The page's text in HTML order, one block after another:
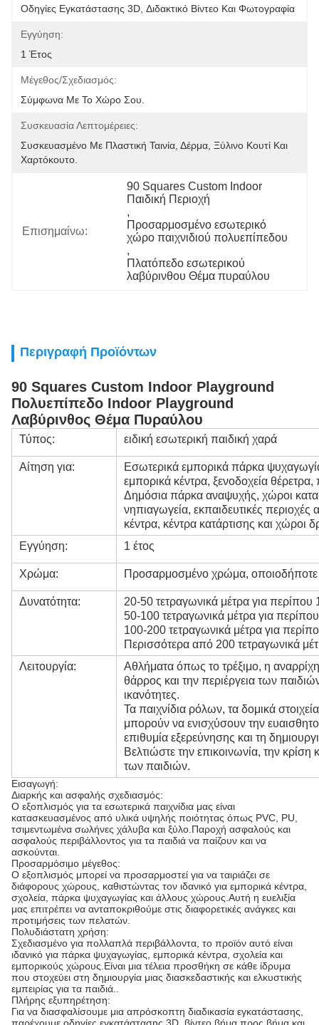
Οδηγίες Εγκατάστασης 3D, Διδακτικό Βίντεο Και Φωτογραφία
Εγγύηση:
1 Έτος
Μέγεθος/Σχεδιασμός:
Σύμφωνα Με Το Χώρο Σου.
Συσκευασία Λεπτομέρειες:
Συσκευασμένο Με Πλαστική Ταινία, Δέρμα, Ξύλινο Κουτί Και
Χαρτόκουτο.
Επισημαίνω:
90 Squares Custom Indoor
Παιδική Περιοχή
,
Προσαρμοσμένο εσωτερικό
χώρο παιχνιδιού πολυεπίπεδου
,
Πλατόπεδο εσωτερικού
λαβύρινθου Θέμα πυραύλου
Περιγραφή Προϊόντων
90 Squares Custom Indoor Playground
Πολυεπίπεδο Indoor Playground
Λαβύρινθος Θέμα Πυραύλου
Τύπος: ειδική εσωτερική παιδική χαρά
Αίτηση για:
Εσωτερικά εμπορικά πάρκα
εμπορικά κέντρα, ξενοδοχεία
Δημόσια πάρκα αναψυχής, χώροι
νηπιαγωγεία, εκπαιδευτικές
κέντρα, κέντρα κατάρτισης και χώροι
Εγγύηση:
1 έτος
Χρώμα: Προσαρμοσμένο χρώμα, οποιοδήποτε
Δυνατότητα:
20-50 τετραγωνικά μέτρα για περίπου
50-100 τετραγωνικά μέτρα για
100-200 τετραγωνικά μέτρα για
Περισσότερα από 200 τετραγωνικά
Λειτουργία:
Αθλήματα όπως το τρέξιμο, η
θάρρος και την περιέργεια των
ικανότητες.
Τα παιχνίδια ρόλων, τα δομικά
μπορούν να ενισχύσουν την
επιθυμία εξερεύνησης και τη
Βελτιώστε την επικοινωνία, την
των παιδιών.
Εισαγωγή:
Διαρκής και ασφαλής σχεδιασμός:
Ο εξοπλισμός για τα εσωτερικά παιχνίδια μας είναι
κατασκευασμένος από υλικά υψηλής ποιότητας όπως PVC, PU,
τσιμεντωμένα σωλήνες χάλυβα και ξύλο.Παροχή ασφαλούς και
ασφαλούς περιβάλλοντος για τα παιδιά να παίζουν και να
ασκούνται.
Προσαρμόσιμο μέγεθος:
Ο εξοπλισμός μπορεί να προσαρμοστεί για να ταιριάζει σε
διάφορους χώρους, καθιστώντας τον ιδανικό για εμπορικά κέντρα,
σχολεία, πάρκα ψυχαγωγίας και άλλους χώρους.Αυτή η ευελιξία
μας επιτρέπει να ανταποκριθούμε στις διαφορετικές ανάγκες και
προτιμήσεις των πελατών.
Πολυδιάστατη χρήση:
Σχεδιασμένο για πολλαπλά περιβάλλοντα, το προϊόν αυτό είναι
ιδανικό για πάρκα ψυχαγωγίας, εμπορικά κέντρα, σχολεία και
εμπορικούς χώρους.Είναι μια τέλεια προσθήκη σε κάθε ίδρυμα
που στοχεύει στη δημιουργία μιας διασκεδαστικής και ελκυστικής
εμπειρίας για τα παιδιά..
Πλήρης εξυπηρέτηση:
Για να διασφαλίσουμε μια απρόσκοπτη διαδικασία εγκατάστασης,